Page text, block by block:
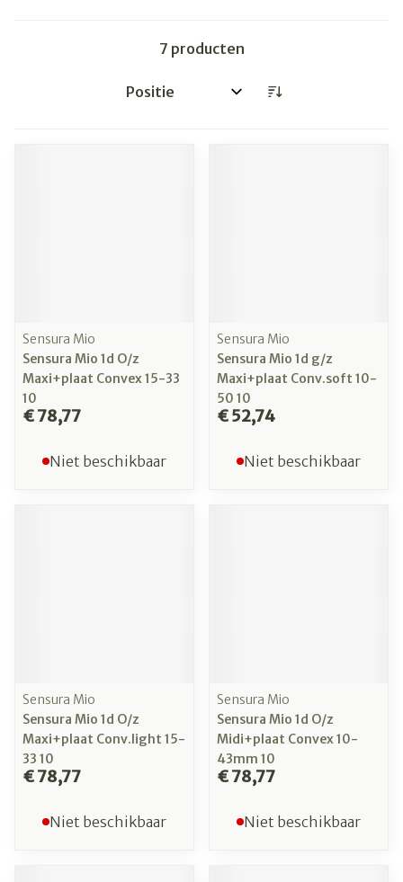
7 producten
Sorteer op:
Sensura Mio
Sensura Mio 1d O/z
Maxi+plaat Convex 15-33
10
€ 78,77
Niet beschikbaar
Sensura Mio
Sensura Mio 1d g/z
Maxi+plaat Conv.soft 10-
50 10
€ 52,74
Niet beschikbaar
Sensura Mio
Sensura Mio 1d O/z
Maxi+plaat Conv.light 15-
33 10
€ 78,77
Niet beschikbaar
Sensura Mio
Sensura Mio 1d O/z
Midi+plaat Convex 10-
43mm 10
€ 78,77
Niet beschikbaar